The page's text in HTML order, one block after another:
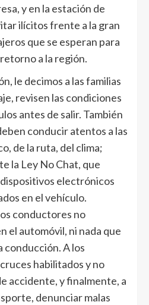
y en la estación de
ilícitos frente a la gran
que se esperan para
a la región.
le decimos a las familias
revisen las condiciones
antes de salir. También
conducir atentos a las
de la ruta, del clima;
la Ley No Chat, que
electrónicos
en el vehículo.
conductores no
el automóvil, ni nada que
conducción. A los
habilitados y no
accidente, y finalmente, a
denunciar malas